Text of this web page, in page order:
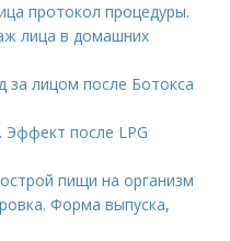
протокол процедуры.
лица в домашних
за лицом после Ботокса
Эффект после LPG
пищи на организм
Форма выпуска,